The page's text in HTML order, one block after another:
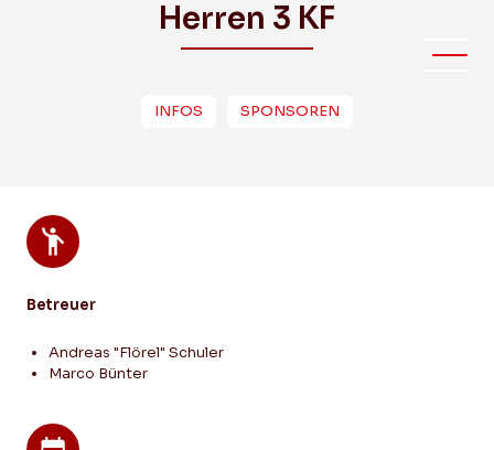
Herren 3 KF
INFOS SPONSOREN
Betreuer
Andreas "Flörel" Schuler
Marco Bünter